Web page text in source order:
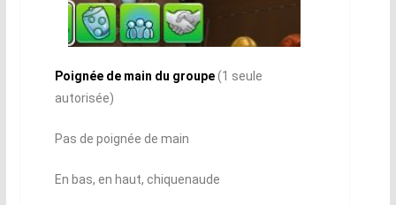
Poignée de main du groupe(1 seule
autorisée)
Pas de poignée de main
En bas, en haut, chiquenaude